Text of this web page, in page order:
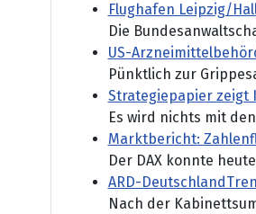
Flughafen Leipzig/
Die
US-
Pünktlich zur
Strategiepapier zeigt
Es wird nichts mit
Marktbericht:
Der DAX konnte
ARD-
Nach der